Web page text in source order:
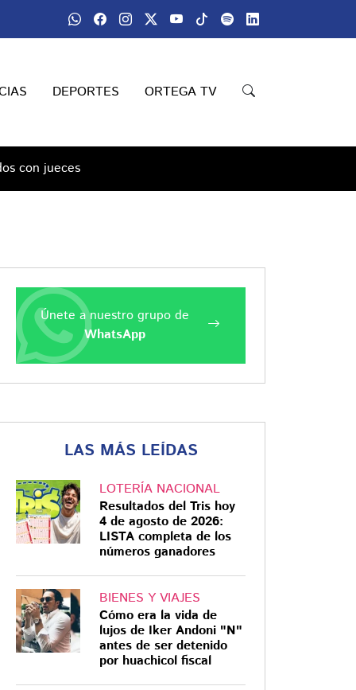
DEPORTES ORTEGA TV
con jueces
Únete a nuestro grupo de
WhatsApp
LAS MÁS LEÍDAS
LOTERÍA NACIONAL
Resultados del Tris hoy
4 de agosto de 2026:
LISTA completa de los
números ganadores
BIENES Y VIAJES
Cómo era la vida de
lujos de Iker Andoni "N"
antes de ser detenido
por huachicol fiscal